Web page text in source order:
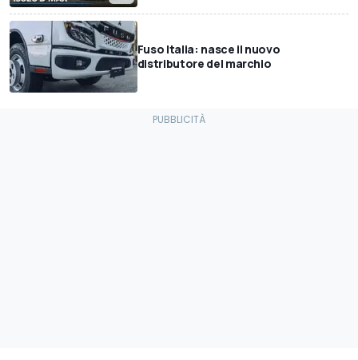
Fuso Italia: nasce il nuovo
distributore del marchio